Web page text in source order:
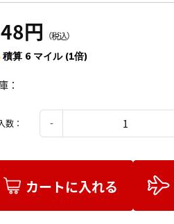
円 （税込）
積算 6 マイル (1倍)
数：
カートに入れる